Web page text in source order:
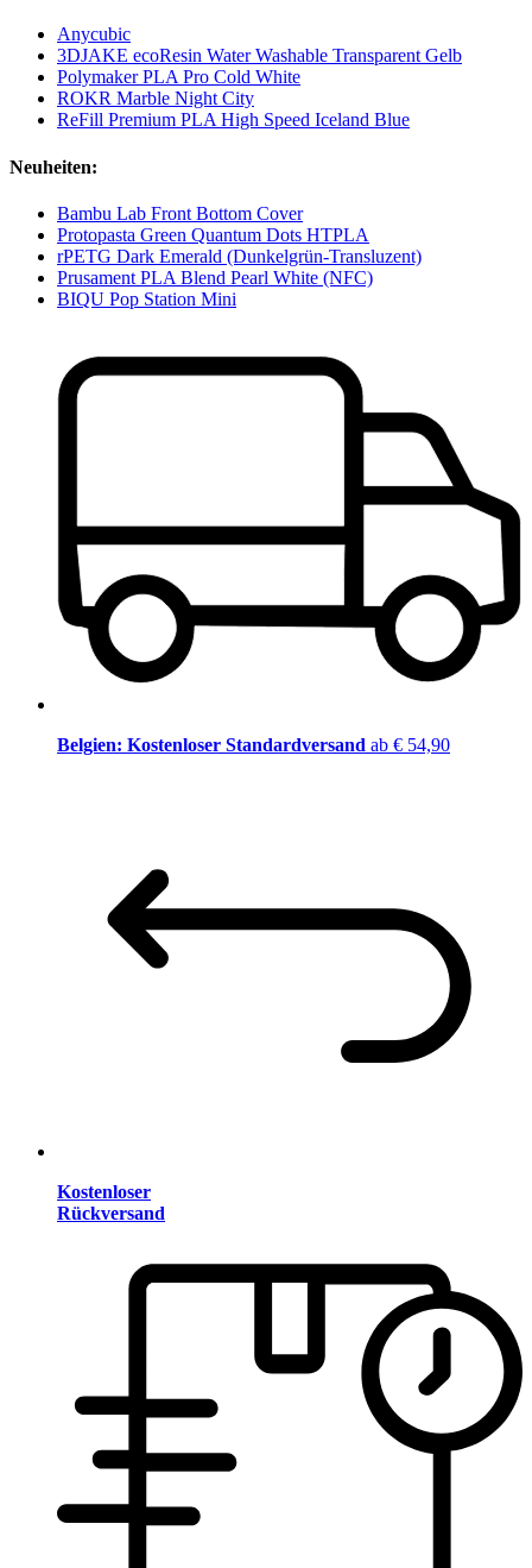
Anycubic
3DJAKE ecoResin Water Washable Transparent Gelb
Polymaker PLA Pro Cold White
ROKR Marble Night City
ReFill Premium PLA High Speed Iceland Blue
Neuheiten:
Bambu Lab Front Bottom Cover
Protopasta Green Quantum Dots HTPLA
rPETG Dark Emerald (Dunkelgrün-Transluzent)
Prusament PLA Blend Pearl White (NFC)
BIQU Pop Station Mini
Belgien: Kostenloser Standardversand ab € 54,90
Kostenloser
Rückversand